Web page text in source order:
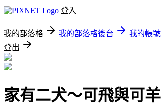
登入
我的部落格 我的部落格後台
我的帳號
登出
家有二犬～可飛與可羊